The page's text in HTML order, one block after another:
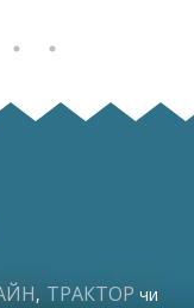
, ТРАКТОР чи